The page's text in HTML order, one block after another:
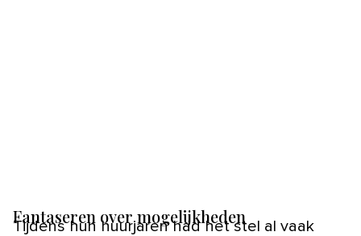
Fantaseren over mogelijkheden
Tijdens hun huurjaren had het stel al vaak